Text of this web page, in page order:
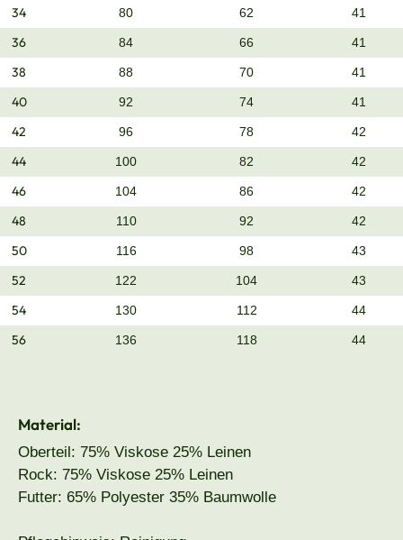
34 80 62 41
36 84 66 41
38 88 70 41
40 92 74 41
42 96 78 42
44 100 82 42
46 104 86 42
48 110 92 42
50 116 98 43
52 122 104 43
54 130 112 44
56 136 118 44
Material:
Oberteil: 75% Viskose 25% Leinen
Rock: 75% Viskose 25% Leinen
Futter: 65% Polyester 35% Baumwolle